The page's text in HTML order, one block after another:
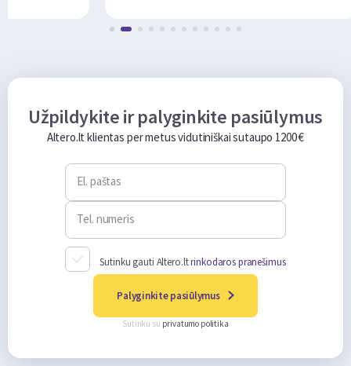
Užpildykite ir palyginkite pasiūlymus
Altero.lt klientas per metus vidutiniškai sutaupo 1200 €
El. paštas
Tel. numeris
Sutinku gauti Altero.ltrinkodaros pranešimus
Palyginkite pasiūlymus
Sutinku su privatumo politika